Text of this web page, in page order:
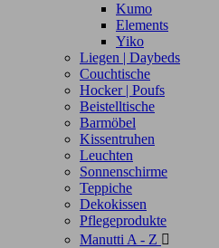
Kumo
Elements
Yiko
Liegen | Daybeds
Couchtische
Hocker | Poufs
Beistelltische
Barmöbel
Kissentruhen
Leuchten
Sonnenschirme
Teppiche
Dekokissen
Pflegeprodukte
Manutti A - Z 